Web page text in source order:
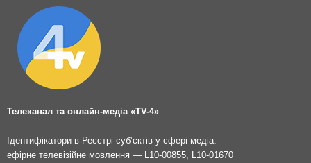
Телеканал та онлайн-медіа «TV-4»
Ідентифікатори в Реєстрі суб’єктів у сфері медіа:
ефірне телевізійне мовлення — L10-00855, L10-01670